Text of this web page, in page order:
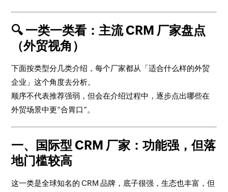
🔍 一类一类看：主流 CRM 厂家盘点
（外贸视角）
下面按类型分几类介绍，每个厂家都从「适合什么样的外贸
企业」这个角度去分析。
顺序不代表推荐强弱，但会在介绍过程中，逐步点出哪些在
外贸场景中更“合胃口”。
一、国际型 CRM 厂家：功能强，但落
地门槛较高
这一类是全球知名的 CRM 品牌，底子很强，生态也丰富，但